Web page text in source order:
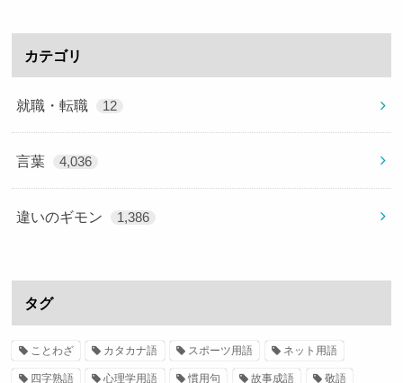
カテゴリ
就職・転職 12
言葉 4,036
違いのギモン 1,386
タグ
ことわざ カタカナ語 スポーツ用語 ネット用語
四字熟語 心理学用語 慣用句 故事成語 敬語